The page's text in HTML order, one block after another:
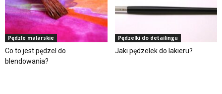
Pędzle malarskie
Co to jest pędzel do
blendowania?
Pędzelki do detailingu
Jaki pędzelek do lakieru?